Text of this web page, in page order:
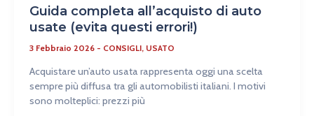
Guida completa all’acquisto di auto
usate (evita questi errori!)
3 Febbraio 2026 - CONSIGLI, USATO
Acquistare un’auto usata rappresenta oggi una scelta
sempre più diffusa tra gli automobilisti italiani. I motivi
sono molteplici: prezzi più